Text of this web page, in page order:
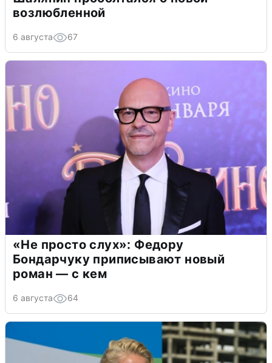
возлюбленной
6 августа 67
«Не просто слух»: Федору
Бондарчуку приписывают новый
роман — с кем
6 августа 64